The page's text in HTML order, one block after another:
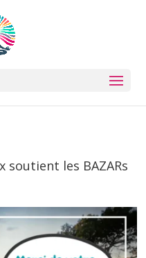
soutient les BAZARs